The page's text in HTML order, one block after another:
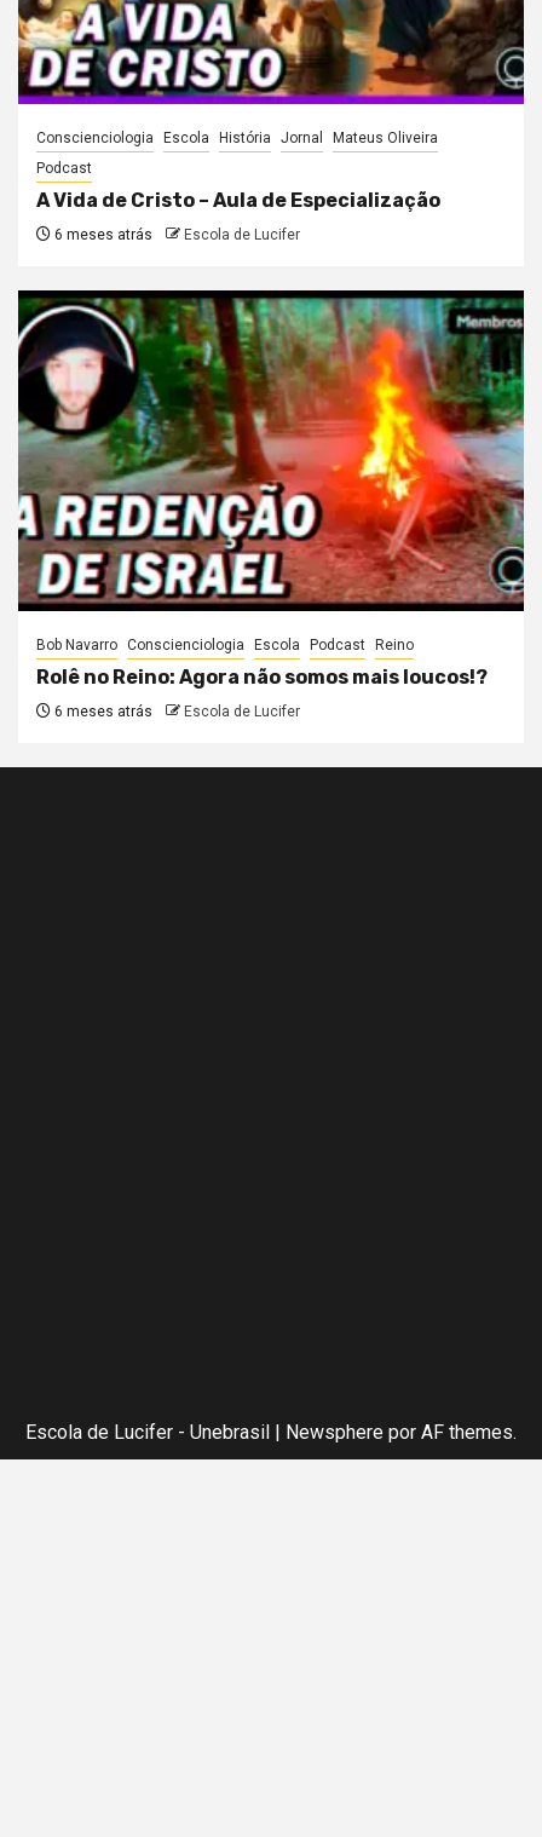
Conscienciologia Escola História Jornal
Mateus Oliveira
Podcast
A Vida de Cristo – Aula de Especialização
6 meses atrás Escola de Lucifer
Bob Navarro Conscienciologia Escola Podcast Reino
Rolê no Reino: Agora não somos mais loucos!?
6 meses atrás Escola de Lucifer
Escola de Lucifer - Unebrasil Newsphere por AF themes.